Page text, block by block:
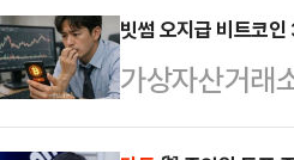
게시하거나 '
가 적힌 상의
AI로 만들…
번째의 국회
는 '긴 싸움'에
산하지, 이 정
빗썸 오지급 비트코
가상자산거래
당 2000원을